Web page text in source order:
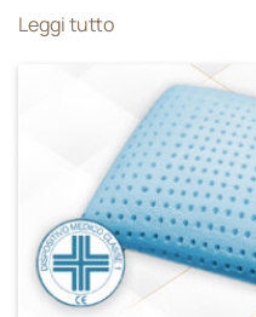
Leggi tutto